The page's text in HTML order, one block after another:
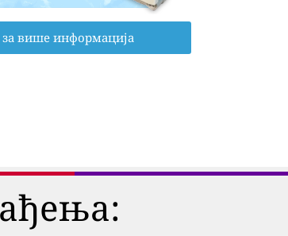
више информација